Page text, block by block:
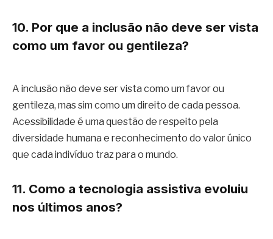
10. Por que a inclusão não deve ser vista
como um favor ou gentileza?
A inclusão não deve ser vista como um favor ou
gentileza, mas sim como um direito de cada pessoa.
Acessibilidade é uma questão de respeito pela
diversidade humana e reconhecimento do valor único
que cada indivíduo traz para o mundo.
11. Como a tecnologia assistiva evoluiu
nos últimos anos?